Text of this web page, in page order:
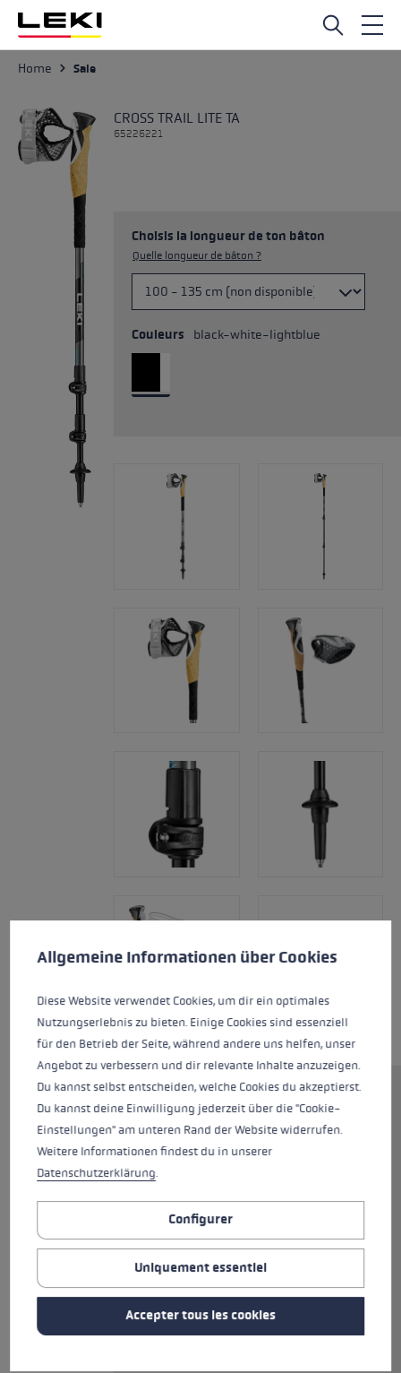
Passer au contenu principal
Home Sale
CROSS TRAIL LITE TA
65226221
Choisis la longueur de ton bâton
Quelle longueur de bâton ?
Couleurs black-white-lightblue
Vous pouvez compter à cent
pour cent sur le Cross Trail Lite
TA ! Le robuste bâton trois brins
est équipé de la poignée Cross
Shark est combinée au soutien
d'une poignée de randonnée
avec surface d'appui
ergonomique. Ce système est
donc idéal pour les randonnées
rapides et sportives et combine
les avantages d'une poignée de
Préférences en matière de cookies
Allgemeine Informationen über Cookies
Diese Website verwendet Cookies, um dir ein optimales
Nutzungserlebnis zu bieten. Einige Cookies sind essenziell
für den Betrieb der Seite, während andere uns helfen, unser
Angebot zu verbessern und dir relevante Inhalte anzuzeigen.
Du kannst selbst entscheiden, welche Cookies du akzeptierst.
Du kannst deine Einwilligung jederzeit über die "Cookie-
Einstellungen" am unteren Rand der Website widerrufen.
Weitere Informationen findest du in unserer
Datenschutzerklärung.
Configurer
Uniquement essentiel
Accepter tous les cookies